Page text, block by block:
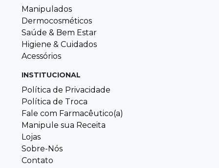
Manipulados
Dermocosméticos
Saúde & Bem Estar
Higiene & Cuidados
Acessórios
INSTITUCIONAL
Política de Privacidade
Política de Troca
Fale com Farmacêutico(a)
Manipule sua Receita
Lojas
Sobre-Nós
Contato